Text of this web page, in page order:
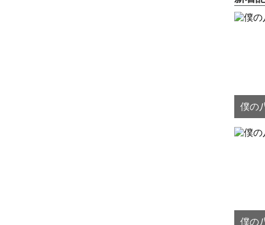
僕の
僕の